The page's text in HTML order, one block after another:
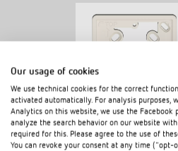
Adapterplatte RAMSES
Our usage of cookies
We use technical cookies for the correct
activated automatically. For analysis purposes,
Analytics on this website, we use the Facebook
analyze the search behavior on our website
required for this. Please agree to the use of
You can revoke your consent at any time